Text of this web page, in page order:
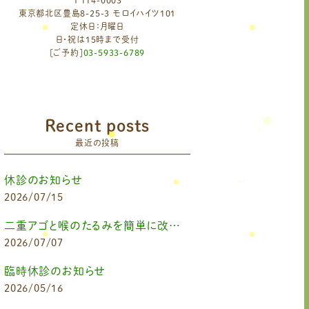
東京都北区豊島8-25-3 モロイハイツ101
定休日：月曜日
日・祝は15時まで受付
[ご予約] 03-5933-6789
Recent posts
最近の投稿
休診のお知らせ
2026/07/15
二重アゴと喉のたるみを簡単に改善したいなら
2026/07/07
臨時休診のお知らせ
2026/05/16